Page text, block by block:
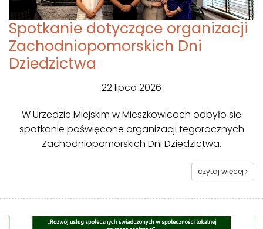
Spotkanie dotyczące organizacji
Zachodniopomorskich Dni
Dziedzictwa
22 lipca 2026
W Urzędzie Miejskim w Mieszkowicach odbyło się
spotkanie poświęcone organizacji tegorocznych
Zachodniopomorskich Dni Dziedzictwa.
czytaj więcej